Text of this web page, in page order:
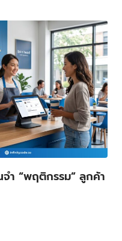
ำ “พฤติกรรม” ลูกค้า